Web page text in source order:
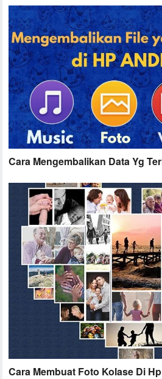
Cara Mengembalikan Data Yg
Cara Membuat Foto Kolase Di Hp